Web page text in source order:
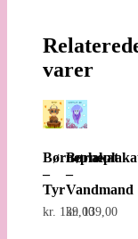
varer
Børneplakat
–
Tyr
kr. 139,00
–
Vandmand
kr.139,00